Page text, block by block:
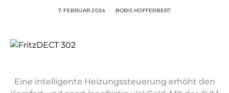
7. FEBRUAR 2024 BORIS HOFFERBERT
Eine intelligente Heizungssteuerung erhöht den